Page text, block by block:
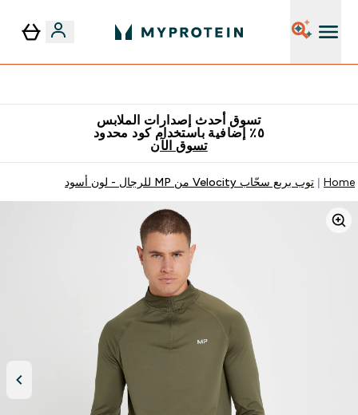
تسوق أحدث إصدارات الملابس
٥٪ إضافية باستخدام كود محدود
تسوق الآن
Home توب بربع سحّاب Velocity من MP للرجال - لون أسود